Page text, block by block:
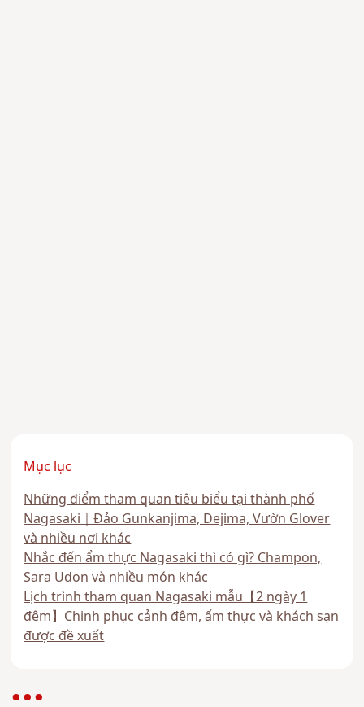
Mục lục
Những điểm tham quan tiêu biểu tại thành phố
Nagasaki｜Đảo Gunkanjima, Dejima, Vườn Glover
và nhiều nơi khác
Nhắc đến ẩm thực Nagasaki thì có gì? Champon,
Sara Udon và nhiều món khác
Lịch trình tham quan Nagasaki mẫu【2 ngày 1
đêm】Chinh phục cảnh đêm, ẩm thực và khách sạn
được đề xuất